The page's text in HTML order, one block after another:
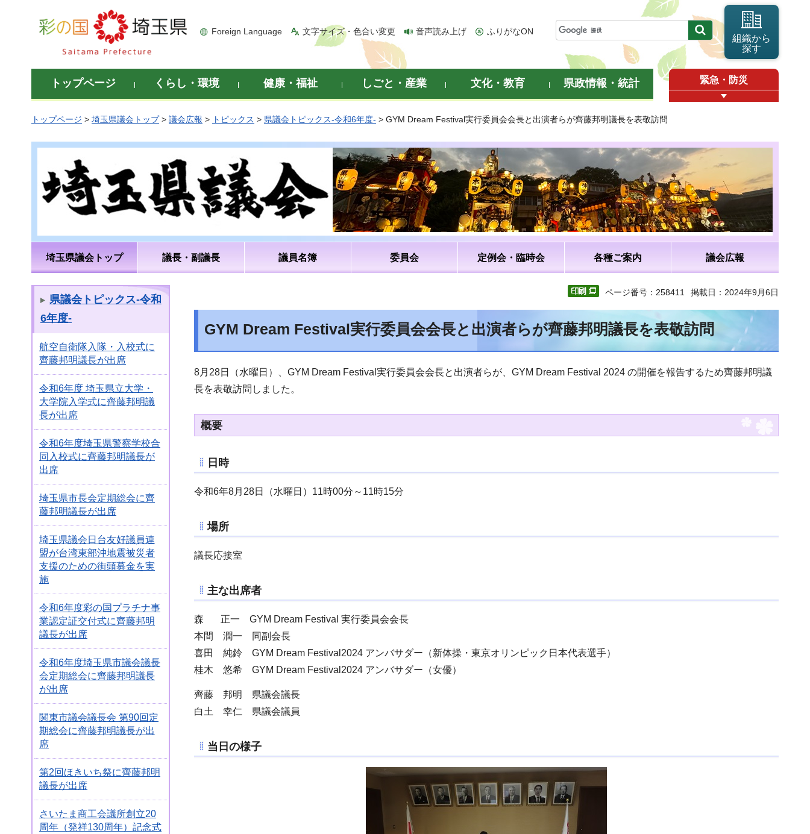
彩の国 埼玉県
Foreign Language 文字サイズ・色合い変更 音声読み上げ ふりがなON
組織から
探す
トップページ くらし・環境 健康・福祉 しごと・産業 文化・教育 県政情報・統計 緊急・防災
トップページ > 埼玉県議会トップ> 議会広報 > トピックス > 県議会トピックス-令和6年度- > GYM Dream Festival実行委員会会長と出演者らが齊藤邦明議長を表敬訪問
埼玉県議会トップ 議長・副議長 議員名簿 委員会 定例会・臨時会 各種ご案内 議会広報
県議会トピックス-令和
6年度-
航空自衛隊入隊・入校式に
齊藤邦明議長が出席
令和6年度 埼玉県立大学・
大学院入学式に齊藤邦明議
長が出席
令和6年度埼玉県警察学校合
同入校式に齊藤邦明議長が
出席
埼玉県市長会定期総会に齊
藤邦明議長が出席
埼玉県議会日台友好議員連
盟が台湾東部沖地震被災者
支援のための街頭募金を実
施
令和6年度彩の国プラチナ事
業認定証交付式に齊藤邦明
議長が出席
令和6年度埼玉県市議会議長
会定期総会に齊藤邦明議長
が出席
関東市議会議長会 第90回定
期総会に齊藤邦明議長が出
席
第2回ほきいち祭に齊藤邦明
議長が出席
さいたま商工会議所創立20
周年（発祥130周年）記念式
ページ番号：258411 掲載日：2024年9月6日
GYM Dream Festival実行委員会会長と出演者らが齊藤邦明議長を表敬訪問
8月28日（水曜日）、GYM Dream Festival実行委員会会長と出演者らが、GYM Dream Festival 2024 の開催を報告するため齊藤邦明議
長を表敬訪問しました。
概要
日時
令和6年8月28日（水曜日）11時00分～11時15分
場所
議長応接室
主な出席者
森 正一 GYM Dream Festival 実行委員会会長
本間 潤一 同副会長
喜田 純鈴 GYM Dream Festival2024 アンバサダー（新体操・東京オリンピック日本代表選手）
桂木 悠希 GYM Dream Festival2024 アンバサダー（女優）
齊藤 邦明 県議会議長
白土 幸仁 県議会議員
当日の様子